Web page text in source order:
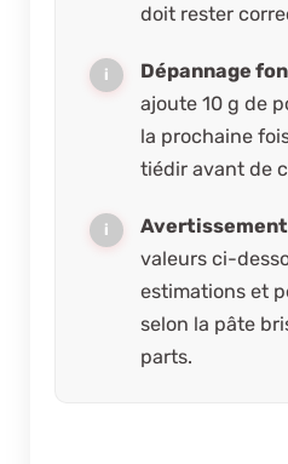
doit rester
Dépannage
ajoute 10 g de
la prochaine
tiédir avant de
valeurs ci-
estimations et
selon la pâte
parts.